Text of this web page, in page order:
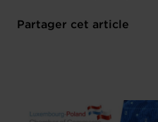
9 am - 4.15 pm
Partager cet article